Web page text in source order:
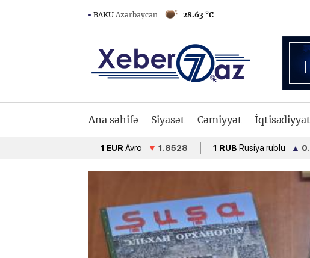
BAKU Azərbaycan 28.63 °C
Ana səhifə Siyasət Cəmiyyət İqtisadiyyat
Avro ▼1.8528 1 RUB Rusiya rublu ▲0.0208